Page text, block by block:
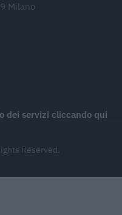
Milano
dei servizi cliccando qui
Reserved.